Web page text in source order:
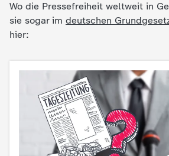
DWo die Pressefreiheit weltweit in
sie sogar im deutschen
hier: